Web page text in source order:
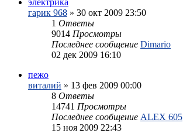
гарик 968 » 30 окт 2009 23:50
1 Ответы
9014 Просмотры
Последнее сообщение Dimario
02 дек 2009 16:10
пежо
виталий » 13 фев 2009 00:00
8 Ответы
14741 Просмотры
Последнее сообщение ALEX 605
15 ноя 2009 22:43